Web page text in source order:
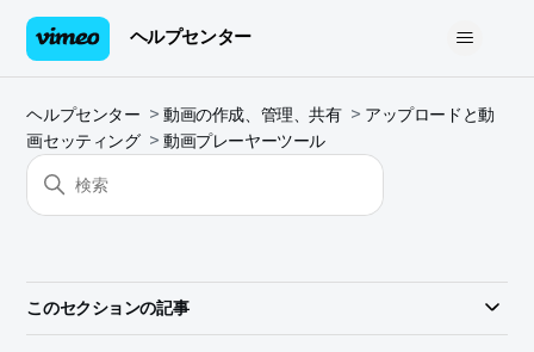
ヘルプセンター
ヘルプセンター 動画の作成、管理、共有
アップロードと動
画セッティング
動画プレーヤーツール
このセクションの記事